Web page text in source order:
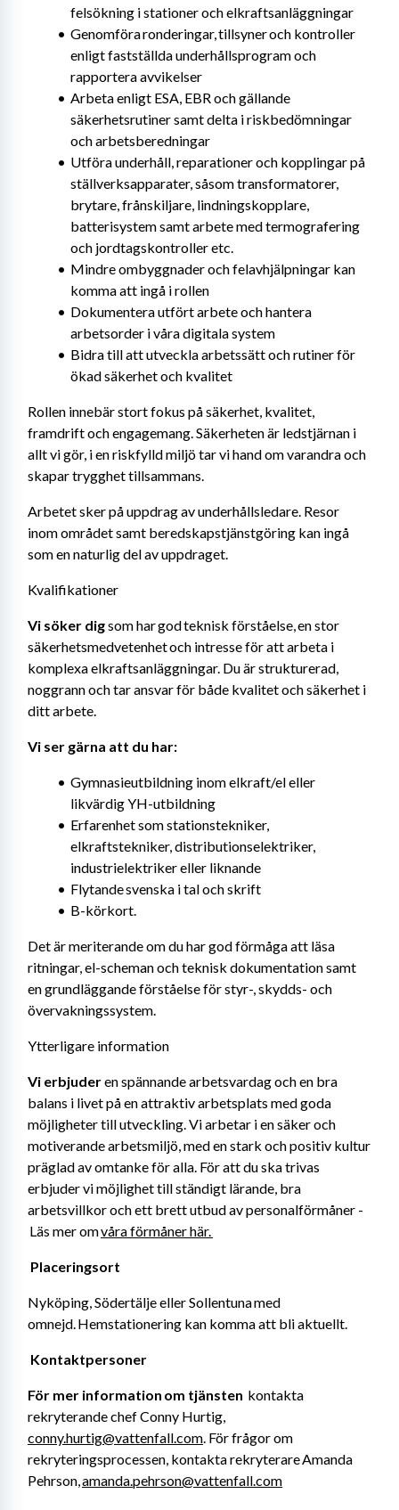
felsökning i stationer och elkraftsanläggningar
Genomföra ronderingar, tillsyner och kontroller
enligt fastställda underhållsprogram och
rapportera avvikelser
Arbeta enligt ESA, EBR och gällande
säkerhetsrutiner samt delta i riskbedömningar
och arbetsberedningar
Utföra underhåll, reparationer och kopplingar på
ställverksapparater, såsom transformatorer,
brytare, frånskiljare, lindningskopplare,
batterisystem samt arbete med termografering
och jordtagskontroller etc.
Mindre ombyggnader och felavhjälpningar kan
komma att ingå i rollen
Dokumentera utfört arbete och hantera
arbetsorder i våra digitala system
Bidra till att utveckla arbetssätt och rutiner för
ökad säkerhet och kvalitet
Rollen innebär stort fokus på säkerhet, kvalitet,
framdrift och engagemang. Säkerheten är ledstjärnan i
allt vi gör, i en riskfylld miljö tar vi hand om varandra och
skapar trygghet tillsammans.
Arbetet sker på uppdrag av underhållsledare. Resor
inom området samt beredskapstjänstgöring kan ingå
som en naturlig del av uppdraget.
Kvalifikationer
Vi söker dig som har god teknisk förståelse, en stor
säkerhetsmedvetenhet och intresse för att arbeta i
komplexa elkraftsanläggningar. Du är strukturerad,
noggrann och tar ansvar för både kvalitet och säkerhet i
ditt arbete.
Vi ser gärna att du har:
Gymnasieutbildning inom elkraft/el eller
likvärdig YH-utbildning
Erfarenhet som stationstekniker,
elkraftstekniker, distributionselektriker,
industrielektriker eller liknande
Flytande svenska i tal och skrift
B-körkort.
Det är meriterande om du har god förmåga att läsa
ritningar, el-scheman och teknisk dokumentation samt
en grundläggande förståelse för styr-, skydds- och
övervakningssystem.
Ytterligare information
Vi erbjuder en spännande arbetsvardag och en bra
balans i livet på en attraktiv arbetsplats med goda
möjligheter till utveckling. Vi arbetar i en säker och
motiverande arbetsmiljö, med en stark och positiv kultur
präglad av omtanke för alla. För att du ska trivas
erbjuder vi möjlighet till ständigt lärande, bra
arbetsvillkor och ett brett utbud av personalförmåner -
Läs mer om våra förmåner här.
Placeringsort
Nyköping, Södertälje eller Sollentuna med
omnejd. Hemstationering kan komma att bli aktuellt.
Kontaktpersoner
För mer information om tjänsten kontakta
conny.hurtig@vattenfall.com. För frågor om
rekryteringsprocessen, kontakta rekryterare Amanda
Pehrson, amanda.pehrson@vattenfall.com